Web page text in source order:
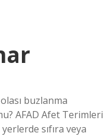
buzlanma
AFAD Afet Terimleri
sıfıra veya